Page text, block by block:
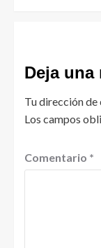
Deja una
Tu dirección
Los campos
Comentario *